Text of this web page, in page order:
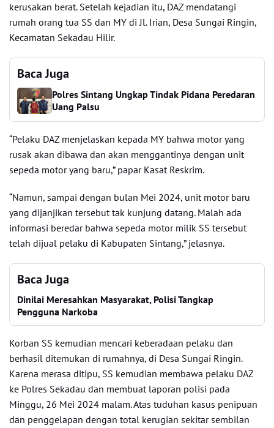
kerusakan berat. Setelah kejadian itu, DAZ mendatangi
rumah orang tua SS dan MY di Jl. Irian, Desa Sungai Ringin,
Kecamatan Sekadau Hilir.
Baca Juga
Polres Sintang Ungkap Tindak Pidana Peredaran
Uang Palsu
“Pelaku DAZ menjelaskan kepada MY bahwa motor yang
rusak akan dibawa dan akan menggantinya dengan unit
sepeda motor yang baru,” papar Kasat Reskrim.
“Namun, sampai dengan bulan Mei 2024, unit motor baru
yang dijanjikan tersebut tak kunjung datang. Malah ada
informasi beredar bahwa sepeda motor milik SS tersebut
telah dijual pelaku di Kabupaten Sintang,” jelasnya.
Baca Juga
Dinilai Meresahkan Masyarakat, Polisi Tangkap
Pengguna Narkoba
Korban SS kemudian mencari keberadaan pelaku dan
berhasil ditemukan di rumahnya, di Desa Sungai Ringin.
Karena merasa ditipu, SS kemudian membawa pelaku DAZ
ke Polres Sekadau dan membuat laporan polisi pada
Minggu, 26 Mei 2024 malam. Atas tuduhan kasus penipuan
dan penggelapan dengan total kerugian sekitar sembilan